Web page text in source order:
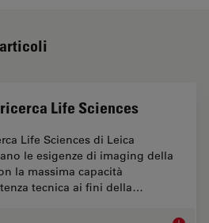
Life Sciences
Life Sciences di Leica
le esigenze di imaging della
la massima capacità
tecnica ai fini della…